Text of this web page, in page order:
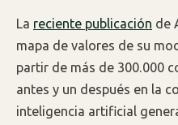
La reciente publicación de
mapa de valores de su
partir de más de 300.000
antes y un después en la
inteligencia artificial